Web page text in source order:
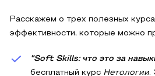
Расскажем о трех полезных
эффективности, которые можно
"Soft Skills: что это за
бесплатный курс Нетологии.